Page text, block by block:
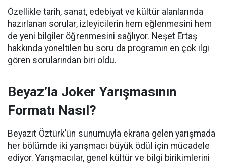
Özellikle tarih, sanat, edebiyat ve kültür alanlarında
hazırlanan sorular, izleyicilerin hem eğlenmesini hem
de yeni bilgiler öğrenmesini sağlıyor. Neşet Ertaş
hakkında yöneltilen bu soru da programın en çok ilgi
gören sorularından biri oldu.
Beyaz’la Joker Yarışmasının
Formatı Nasıl?
Beyazıt Öztürk’ün sunumuyla ekrana gelen yarışmada
her bölümde iki yarışmacı büyük ödül için mücadele
ediyor. Yarışmacılar, genel kültür ve bilgi birikimlerini